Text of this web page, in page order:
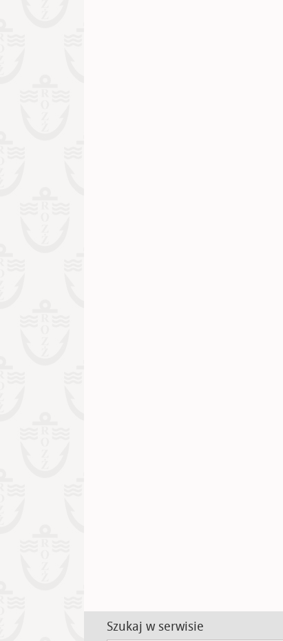
Szukaj w serwisie